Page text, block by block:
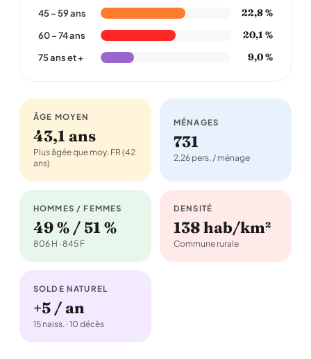
45 – 59 ans 22,8 %
60 – 74 ans 20,1 %
75 ans et + 9,0 %
ÂGE MOYEN
43,1 ans
Plus âgée que moy. FR (42
ans)
MÉNAGES
731
2,26 pers. / ménage
HOMMES / FEMMES
49 % / 51 %
806 H · 845 F
DENSITÉ
138 hab/km²
Commune rurale
SOLDE NATUREL
+5 / an
15 naiss. · 10 décès